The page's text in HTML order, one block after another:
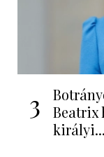
3
Beatrix
királyi...